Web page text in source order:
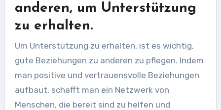
anderen, um Unterstützung
zu erhalten.
Um Unterstützung zu erhalten, ist es wichtig,
gute Beziehungen zu anderen zu pflegen. Indem
man positive und vertrauensvolle Beziehungen
aufbaut, schafft man ein Netzwerk von
Menschen, die bereit sind zu helfen und